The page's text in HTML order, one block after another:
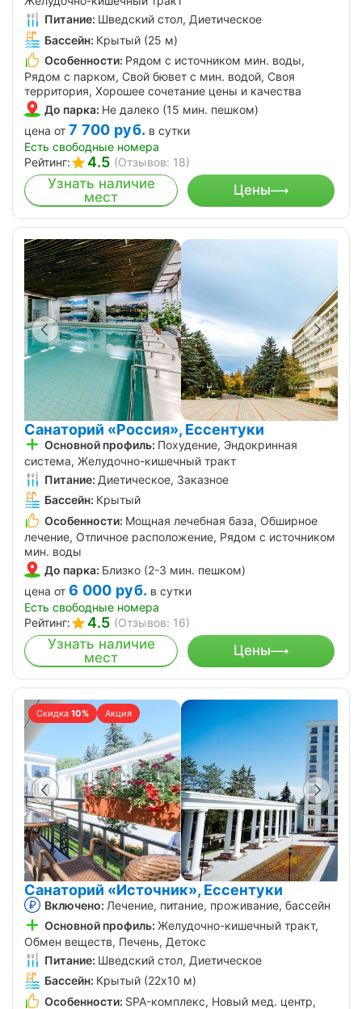
Питание: Шведский стол, Диетическое
Бассейн: Крытый (25 м)
Особенности: Рядом с источником мин. воды,
Рядом с парком, Свой бювет с мин. водой, Своя
территория, Хорошее сочетание цены и качества
До парка: Не далеко (15 мин. пешком)
цена от 7 700 руб. в сутки
Есть свободные номера
Рейтинг:
4.5 (Отзывов: 18)
Узнать наличие
мест
Цены
Санаторий «Россия», Ессентуки
Основной профиль: Похудение, Эндокринная
система, Желудочно-кишечный тракт
Питание: Диетическое, Заказное
Бассейн: Крытый
Особенности: Мощная лечебная база, Обширное
лечение, Отличное расположение, Рядом с источником
мин. воды
До парка: Близко (2-3 мин. пешком)
цена от 6 000 руб. в сутки
Есть свободные номера
Рейтинг:
4.5 (Отзывов: 16)
Узнать наличие
мест
Цены
Скидка 10% Акция
Санаторий «Источник», Ессентуки
Включено: Лечение, питание, проживание, бассейн
Основной профиль: Желудочно-кишечный тракт,
Обмен веществ, Печень, Детокс
Питание: Шведский стол, Диетическое
Бассейн: Крытый (22х10 м)
Особенности: SPA-комплекс, Новый мед. центр,